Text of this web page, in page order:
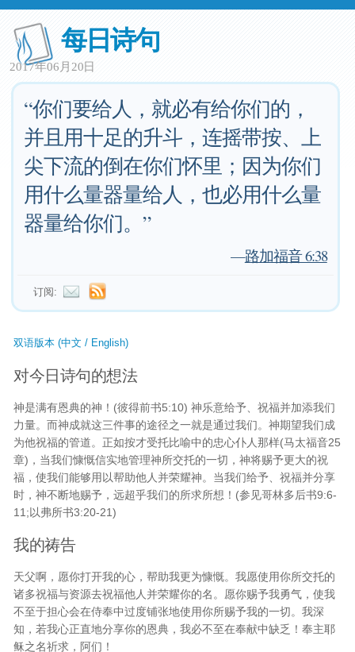
每日诗句
2017年06月20日
“你们要给人，就必有给你们的，
并且用十足的升斗，连摇带按、上
尖下流的倒在你们怀里；因为你们
用什么量器量给人，也必用什么量
器量给你们。”
—路加福音 6:38
订阅:
双语版本 (中文 / English)
对今日诗句的想法
神是满有恩典的神！(彼得前书5:10) 神乐意给予、祝福并加添我们
力量。而神成就这三件事的途径之一就是通过我们。神期望我们成
为他祝福的管道。正如按才受托比喻中的忠心仆人那样(马太福音25
章)，当我们慷慨信实地管理神所交托的一切，神将赐予更大的祝
福，使我们能够用以帮助他人并荣耀神。当我们给予、祝福并分享
时，神不断地赐予，远超乎我们的所求所想！(参见哥林多后书9:6-
11;以弗所书3:20-21)
我的祷告
天父啊，愿你打开我的心，帮助我更为慷慨。我愿使用你所交托的
诸多祝福与资源去祝福他人并荣耀你的名。愿你赐予我勇气，使我
不至于担心会在侍奉中过度铺张地使用你所赐予我的一切。我深
知，若我心正直地分享你的恩典，我必不至在奉献中缺乏！奉主耶
稣之名祈求，阿们！